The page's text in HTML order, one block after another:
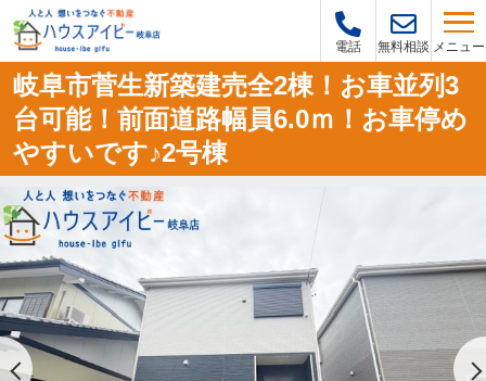
電話 無料相談 メニュー
岐阜市菅生新築建売全2棟！お車並列3
台可能！前面道路幅員6.0ｍ！お車停め
やすいです♪2号棟